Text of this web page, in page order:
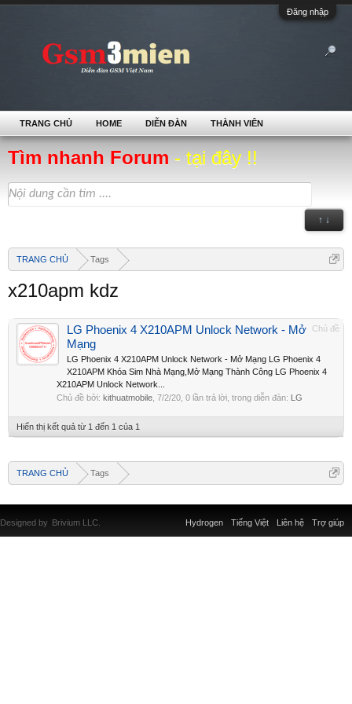
Đăng nhập
Tìm nhanh Forum - tại đây !!
↑ ↓
TRANG CHỦ Tags
x210apm kdz
Chủ đề
LG Phoenix 4 X210APM Unlock Network - Mở
Mạng
LG Phoenix 4 X210APM Unlock Network - Mở Mạng LG Phoenix 4
X210APM Khóa Sim Nhà Mạng,Mở Mạng Thành Công LG Phoenix 4
X210APM Unlock Network...
Chủ đề bởi: kithuatmobile 7/2/20 , 0 lần trả lời, trong diễn đàn: LG
Hiển thị kết quả từ 1 đến 1 của 1
TRANG CHỦ Tags
TRANG CHỦ HOME DIỄN ĐÀN THÀNH VIÊN
Liên hệ Trợ giúp
Hydrogen Tiếng Việt
Designed by Brivium LLC.